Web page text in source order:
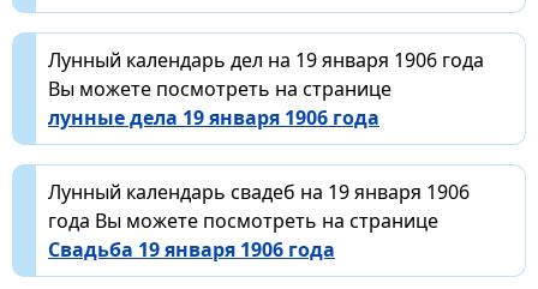
Лунный календарь дел на 19 января 1906 года
Вы можете посмотреть на странице
лунные дела 19 января 1906 года
Лунный календарь свадеб на 19 января 1906
года Вы можете посмотреть на странице
Свадьба 19 января 1906 года